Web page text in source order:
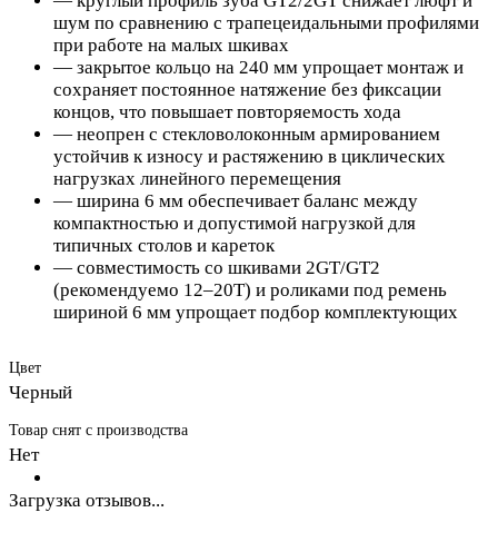
шум по сравнению с трапецеидальными профилями
при работе на малых шкивах
— закрытое кольцо на 240 мм упрощает монтаж и
сохраняет постоянное натяжение без фиксации
концов, что повышает повторяемость хода
— неопрен с стекловолоконным армированием
устойчив к износу и растяжению в циклических
нагрузках линейного перемещения
— ширина 6 мм обеспечивает баланс между
компактностью и допустимой нагрузкой для
типичных столов и кареток
— совместимость со шкивами 2GT/GT2
(рекомендуемо 12–20T) и роликами под ремень
шириной 6 мм упрощает подбор комплектующих
Цвет
Черный
Товар снят с производства
Нет
Загрузка отзывов...